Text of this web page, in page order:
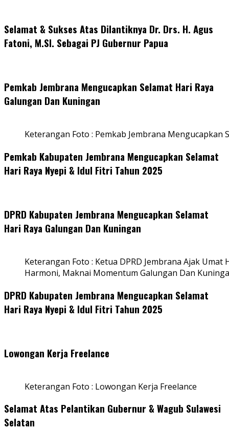
Selamat & Sukses Atas Dilantiknya Dr. Drs. H. Agus
Fatoni, M.SI. Sebagai PJ Gubernur Papua
Pemkab Jembrana Mengucapkan Selamat Hari Raya
Galungan Dan Kuningan
Keterangan Foto : Pemkab Jembrana Mengucapkan
Pemkab Kabupaten Jembrana Mengucapkan Selamat
Hari Raya Nyepi & Idul Fitri Tahun 2025
DPRD Kabupaten Jembrana Mengucapkan Selamat
Hari Raya Galungan Dan Kuningan
Keterangan Foto : Ketua DPRD Jembrana Ajak
Harmoni, Maknai Momentum Galungan Dan
DPRD Kabupaten Jembrana Mengucapkan Selamat
Hari Raya Nyepi & Idul Fitri Tahun 2025
Lowongan Kerja Freelance
Keterangan Foto : Lowongan Kerja Freelance
Selamat Atas Pelantikan Gubernur & Wagub Sulawesi
Selatan